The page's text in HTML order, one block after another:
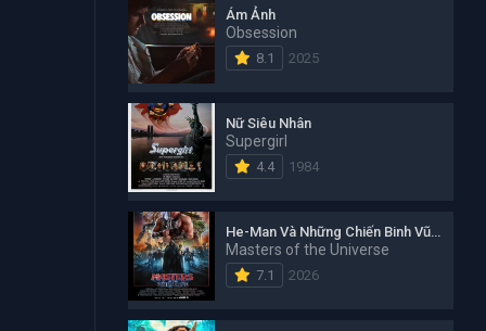
Ám Ảnh
Obsession
8.1 2025
Nữ Siêu Nhân
Supergirl
4.4 1984
He-Man Và Những Chiến Binh Vũ Trụ
Masters of the Universe
7.1 2026